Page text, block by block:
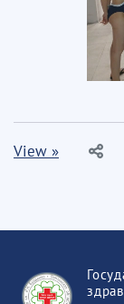
View »